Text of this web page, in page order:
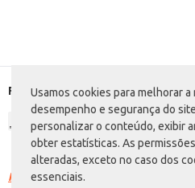
Usamos cookies para melhorar a
desempenho e segurança do
personalizar o conteúdo, exibir
obter estatísticas. As
alteradas, exceto no caso dos
essenciais.
Formas de pagamento
Racismo é crime. Denuncie.